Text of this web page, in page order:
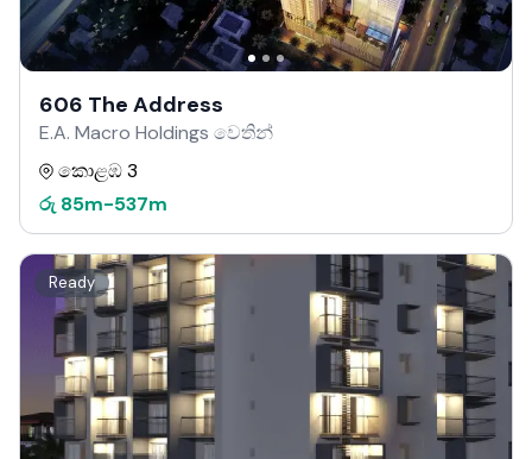
606 The Address
E.A. Macro Holdings වෙතින්
කොළඹ 3
රු 85m-537m
Ready